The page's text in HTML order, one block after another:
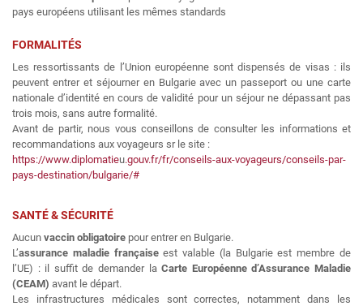
pays européens utilisant les mêmes standards
FORMALITÉS
Les ressortissants de l’Union européenne sont dispensés de visas : ils
peuvent entrer et séjourner en Bulgarie avec un passeport ou une carte
nationale d’identité en cours de validité pour un séjour ne dépassant pas
trois mois, sans autre formalité.
Avant de partir, nous vous conseillons de consulter les informations et
recommandations aux voyageurs sr le site :
https://www.diplomatieu.gouv.fr/fr/conseils-aux-voyageurs/conseils-par-
pays-destination/bulgarie/#
SANTÉ & SÉCURITÉ
Aucun vaccin obligatoire pour entrer en Bulgarie.
L’assurance maladie françaiseest valable (la Bulgarie est membre de
l’UE) : il suffit de demander laCarte Européenne d’Assurance Maladie
(CEAM) avant le départ.
Les infrastructures médicales sont correctes, notamment dans les